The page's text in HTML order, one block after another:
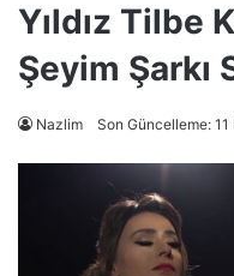
Yıldız Tilbe
Şeyim Şarkı
Nazlim Son Güncelleme: